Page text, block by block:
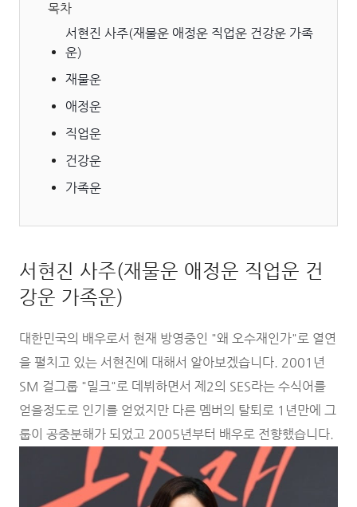
목차
서현진 사주(재물운 애정운 직업운 건강운 가족
운)
재물운
애정운
직업운
건강운
가족운
서현진 사주(재물운 애정운 직업운 건
강운 가족운)
대한민국의 배우로서 현재 방영중인 "왜 오수재인가"로 열연
을 펼치고 있는 서현진에 대해서 알아보겠습니다. 2001년
SM 걸그룹 "밀크"로 데뷔하면서 제2의 SES라는 수식어를
얻을정도로 인기를 얻었지만 다른 멤버의 탈퇴로 1년만에 그
룹이 공중분해가 되었고 2005년부터 배우로 전향했습니다.